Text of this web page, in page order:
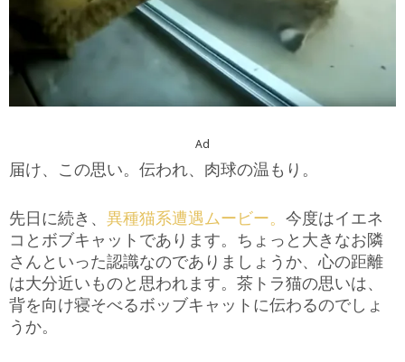
Ad
届け、この思い。伝われ、肉球の温もり。
先日に続き、 異種猫系遭遇ムービー。 今度はイエネ
コとボブキャットであります。ちょっと大きなお隣
さんといった認識なのでありましょうか、心の距離
は大分近いものと思われます。茶トラ猫の思いは、
背を向け寝そべるボッブキャットに伝わるのでしょ
うか。